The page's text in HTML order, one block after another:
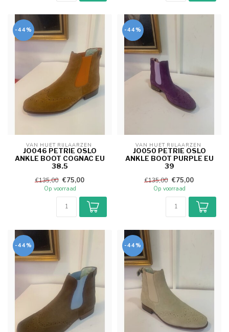
-44%
VAN HUET RIJLAARZEN
JO046 PETRIE OSLO
ANKLE BOOT COGNAC EU
38.5
€135,00 €75,00
Op voorraad
-44%
VAN HUET RIJLAARZEN
JO050 PETRIE OSLO
ANKLE BOOT PURPLE EU
39
€135,00 €75,00
Op voorraad
-44% -44%